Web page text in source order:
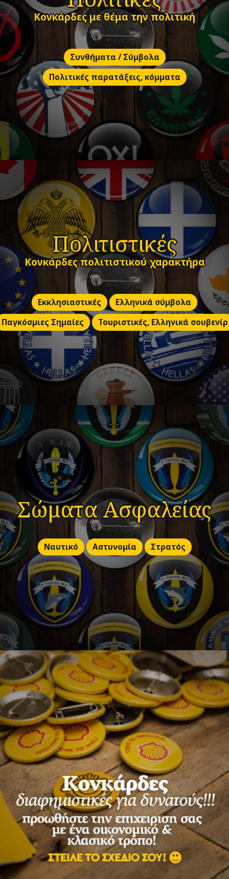
Κονκάρδες με θέμα την πολιτική
Συνθήματα / Σύμβολα
Πολιτικές παρατάξεις, κόμματα
Πολιτιστικές
Κονκάρδες πολιτιστικού χαρακτήρα
Εκκλησιαστικές
Ελληνικά σύμβολα
Παγκόσμιες Σημαίες
Τουριστικές, Ελληνικά σουβενίρ
Σώματα Ασφαλείας
Ναυτικό Αστυνομία Στρατός